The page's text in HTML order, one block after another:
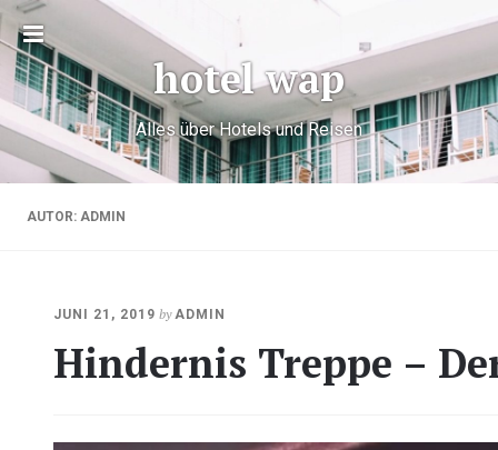
Toggle
sidebar hotel wap
Alles über Hotels und Reisen
AUTOR: ADMIN
JUNI 21, 2019 OKTOBER
2020
byADMIN
Hindernis Treppe –